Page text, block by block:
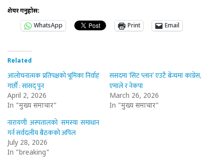
शेयर गर्नुहोस:
WhatsApp
Print Email
Related
आलोचनात्मक प्रतिपक्षको भूमिका निर्वाह
गर्छौं : सांसद् पुन
April 2, 2026
In "मुख्य समाचार"
संसदमा ‘सिट प्लान’ एउटै बेन्चमा कांग्रेस,
एमाले र नेकपा
March 26, 2026
In "मुख्य समाचार"
नारायणी अस्पतालको समस्या समाधान
गर्न सर्वदलीय बैठकको अपिल
July 28, 2026
In "breaking"